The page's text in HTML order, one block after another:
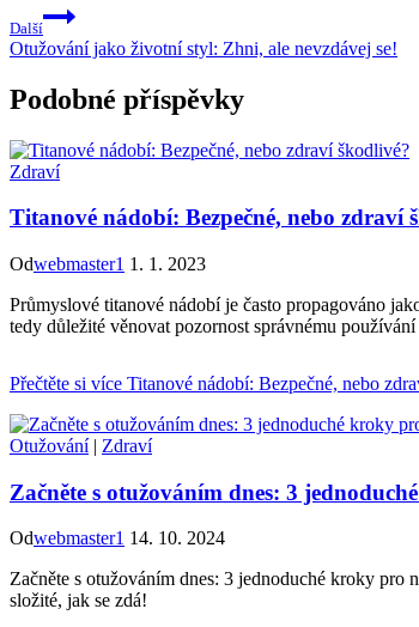
Další
Otužování jako životní styl: Zhni, ale nevzdávej se!
Podobné příspěvky
Zdraví
Titanové nádobí: Bezpečné, nebo zdraví
Odwebmaster1 1. 1. 2023
Průmyslové titanové nádobí je často propagováno
tedy důležité věnovat pozornost správnému
Přečtěte si více Titanové nádobí: Bezpečné, nebo
Otužování| Zdraví
Začněte s otužováním dnes: 3
Odwebmaster1 14. 10. 2024
Začněte s otužováním dnes: 3 jednoduché kroky
složité, jak se zdá!